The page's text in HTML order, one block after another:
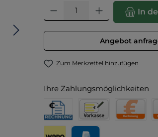
Produkt Anzahl: Gib den
In
Angebot
Zum Merkzettel hinzufügen
Ihre Zahlungsmöglichkeiten
Rechnung für Behörden
Vorkasse